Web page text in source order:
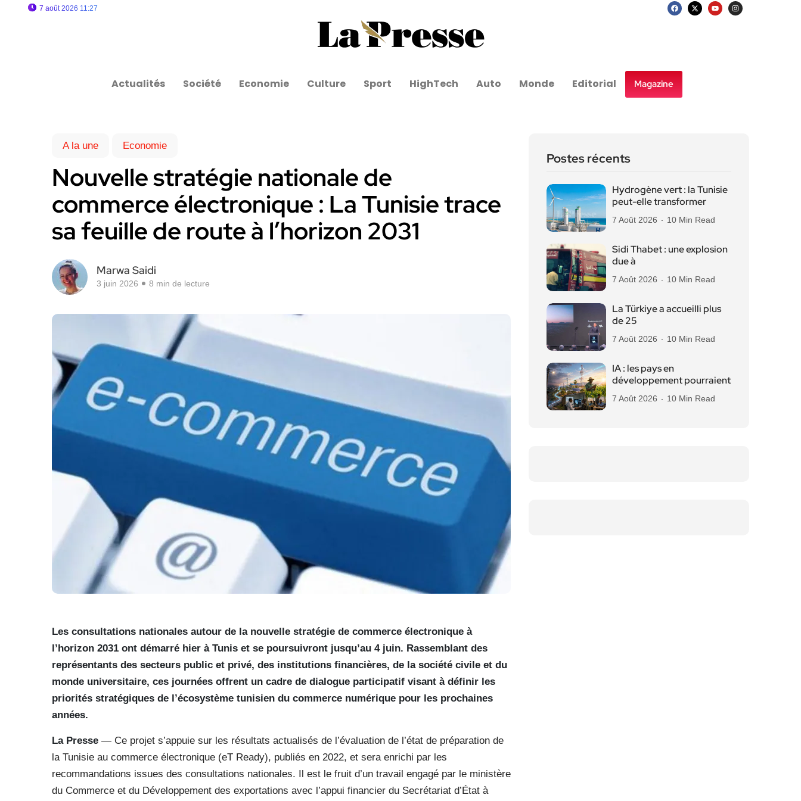
7 août 2026 11:27
Actualités Société Economie Culture Sport HighTech Auto Monde Editorial Magazine
A la une Economie
Nouvelle stratégie nationale de
commerce électronique : La Tunisie trace
sa feuille de route à l’horizon 2031
Marwa Saidi
3 juin 2026 8 min de lecture
Les consultations nationales autour de la nouvelle stratégie de commerce électronique à
l’horizon 2031 ont démarré hier à Tunis et se poursuivront jusqu’au 4 juin. Rassemblant des
représentants des secteurs public et privé, des institutions financières, de la société civile et du
monde universitaire, ces journées offrent un cadre de dialogue participatif visant à définir les
priorités stratégiques de l’écosystème tunisien du commerce numérique pour les prochaines
années.
La Presse — Ce projet s’appuie sur les résultats actualisés de l’évaluation de l’état de préparation de
la Tunisie au commerce électronique (eT Ready), publiés en 2022, et sera enrichi par les
recommandations issues des consultations nationales. Il est le fruit d’un travail engagé par le ministère
du Commerce et du Développement des exportations avec l’appui financier du Secrétariat d’État à
Postes récents
Hydrogène vert : la Tunisie
peut-elle transformer
7 Août 2026 10 Min Read
Sidi Thabet : une explosion
due à
7 Août 2026 10 Min Read
La Türkiye a accueilli plus
de 25
7 Août 2026 10 Min Read
IA : les pays en
développement pourraient
7 Août 2026 10 Min Read